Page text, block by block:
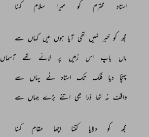
استاد
محترم کو میرا سلام کہنا
مجھ کو خبر نہیں تھی آیا ہوں میں کہاں سے
ماں
باپ اس زمیں پر لائے تھے آسماں
پہنچا
دیا فلک تک استاد نے یہاں
سے
واقف نہ تھا ذرا بھی اتنے بڑے جہاں سے
مجھ کو دلایا کتنا اچھا مقام
کہنا